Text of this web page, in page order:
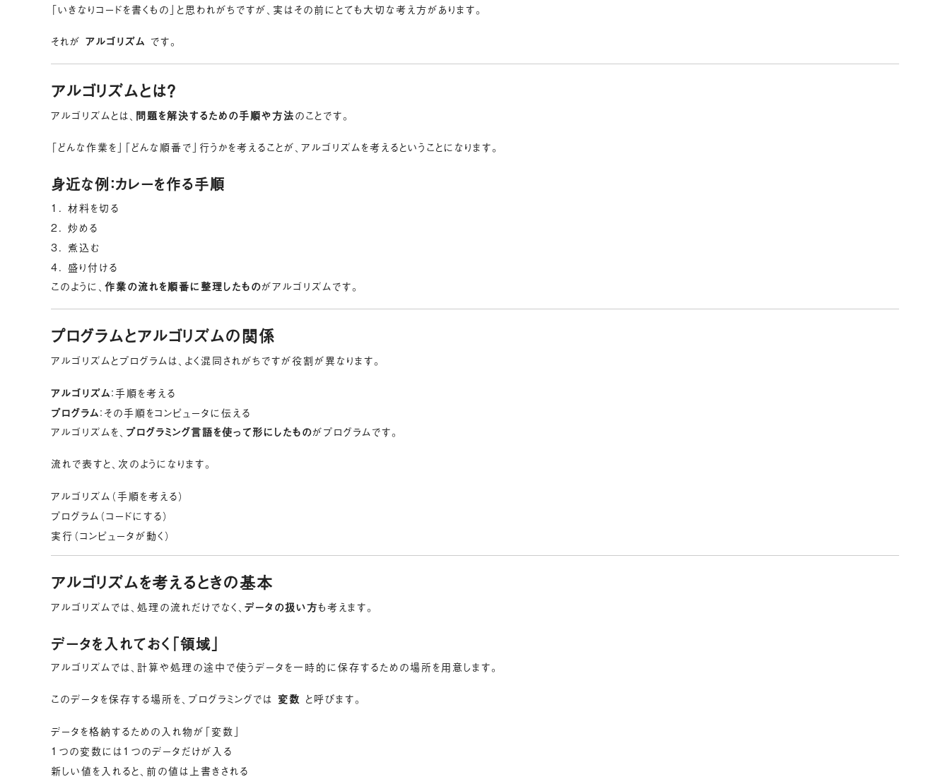
「いきなりコードを書くもの」と思われがちですが、実はその前にとても大切な考え方があります。
それが アルゴリズム です。
アルゴリズムとは？
アルゴリズムとは、 問題を解決するための手順や方法のことです。
「どんな作業を」「どんな順番で」行うかを考えることが、アルゴリズムを考えるということになります。
身近な例：カレーを作る手順
材料を切る
炒める
煮込む
盛り付ける
このように、 作業の流れを順番に整理したものがアルゴリズムです。
プログラムとアルゴリズムの関係
アルゴリズムとプログラムは、よく混同されがちですが役割が異なります。
アルゴリズム：手順を考える
プログラム：その手順をコンピュータに伝える
アルゴリズムを、 プログラミング言語を使って形にしたものがプログラムです。
流れで表すと、次のようになります。
アルゴリズム（手順を考える）
プログラム（コードにする）
実行（コンピュータが動く）
アルゴリズムを考えるときの基本
アルゴリズムでは、処理の流れだけでなく、 データの扱い方も考えます。
データを入れておく「領域」
アルゴリズムでは、計算や処理の途中で使うデータを一時的に保存するための場所を用意します。
このデータを保存する場所を、プログラミングでは 変数 と呼びます。
データを格納するための入れ物が「変数」
1つの変数には1つのデータだけが入る
新しい値を入れると、前の値は上書きされる